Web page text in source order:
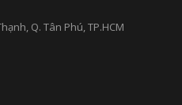
Q. Tân Phú, TP.HCM